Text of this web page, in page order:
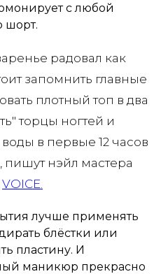
с любой
шорт.
радовал как
запомнить главные
плотный топ в два
торцы ногтей и
воды в первые 12 часов
пишут нэйл мастера
VOICE.
лучше применять
блёстки или
пластину. И
маникюр прекрасно